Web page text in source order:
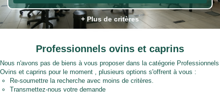
+ Plus de critères
Professionnels ovins et caprins
Nous n'avons pas de biens à vous proposer dans la catégorie Professionnels
Ovins et caprins pour le moment , plusieurs options s'offrent à vous :
Re-soumettre la recherche avec moins de critères.
Transmettez-nous votre demande